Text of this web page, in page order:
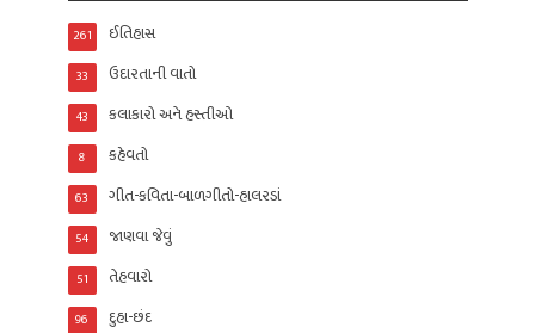
ઈતિહાસ
261
ઉદારતાની વાતો
33
કલાકારો અને હસ્તીઓ
43
કહેવતો
8
ગીત-કવિતા-બાળગીતો-હાલરડાં
63
જાણવા જેવું
54
તેહવારો
51
દુહા-છંદ
96